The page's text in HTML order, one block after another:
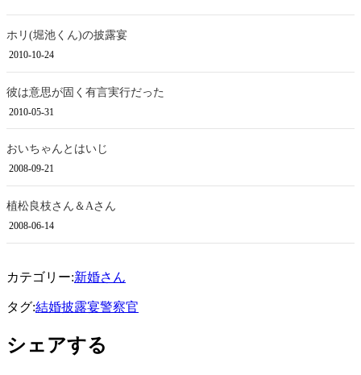
ホリ(堀池くん)の披露宴
2010-10-24
彼は意思が固く有言実行だった
2010-05-31
おいちゃんとはいじ
2008-09-21
植松良枝さん＆Aさん
2008-06-14
カテゴリー:新婚さん
タグ:結婚披露宴警察官
シェアする